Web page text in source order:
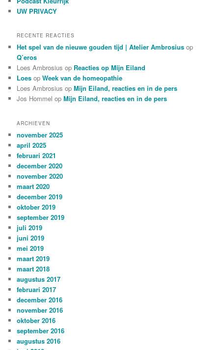
UW PRIVACY
RECENTE REACTIES
Het spel van de nieuwe gouden tijd | Atelier Ambrosius op
Q’eros
Loes Ambrosius op Reacties op Mijn Eiland
Loes opWeek van de homeopathie
Loes Ambrosius opMijn Eiland, reacties en in de pers
Jos Hommel opMijn Eiland, reacties en in de pers
ARCHIEVEN
november 2025
april 2025
februari 2021
december 2020
november 2020
maart 2020
december 2019
oktober 2019
september 2019
juli 2019
juni 2019
mei 2019
maart 2019
maart 2018
augustus 2017
februari 2017
december 2016
november 2016
oktober 2016
september 2016
augustus 2016